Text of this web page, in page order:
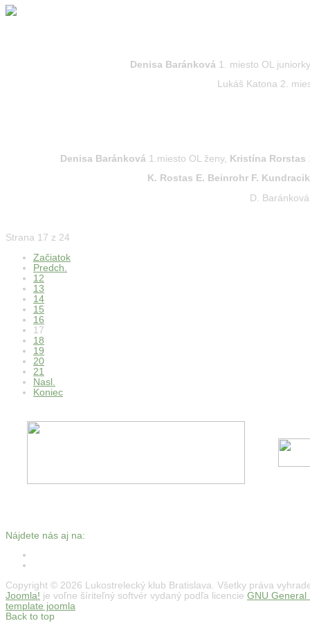
Denisa Baránková 1. miesto OL
Lukáš Katona 2.
Denisa Baránková 1.miesto OL ženy, Kristína Rorstas
K. Rostas E. Beinrohr F. Kundracik
D.
Strana 17 z 24
Začiatok
Predch.
12
13
14
15
16
17
18
19
20
21
Nasl.
Koniec
Nájdete nás aj na:
Copyright © 2026 Lukostrelecký klub Bratislava. Všetky práva
Joomla! je voľne šíriteľný softvér vydaný podľa licencie GNU General
template joomla
Back to top